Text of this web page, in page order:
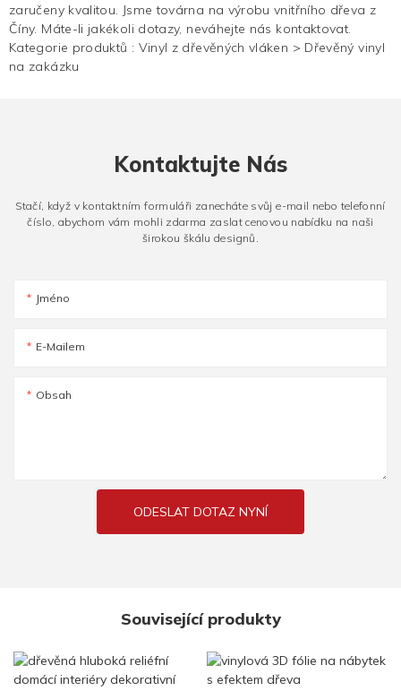
zaručeny kvalitou. Jsme továrna na výrobu vnitřního dřeva z
Číny. Máte-li jakékoli dotazy, neváhejte nás kontaktovat.
Kategorie produktů : Vinyl z dřevěných vláken > Dřevěný vinyl
na zakázku
Kontaktujte Nás
Stačí, když v kontaktním formuláři zanecháte svůj e-mail nebo telefonní
číslo, abychom vám mohli zdarma zaslat cenovou nabídku na naši
širokou škálu designů.
Jméno
E-Mailem
Obsah
ODESLAT DOTAZ NYNÍ
Související produkty